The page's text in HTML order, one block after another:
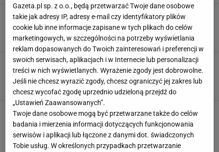
Quiz kulinarny. Zupa ogórkowa? A może
krupnik? Rozpoznasz wszystkie?
JEDZENIE POLSKA KUCHNIA POTRAWY QUIZ WIEDZY
Masz dziś ochotę na ryż inaczej? Zrób
aromatyczny pilaw w domowej wersji
DANIA OBIADOWE GOTOWANIE KURCZAK PILAW
To mój popisowy letni obiad i patent na
przemycenie warzyw. Jest rozchwytywany przez
dzieci
DANIA OBIADOWE KALAFIOR OBIAD
Gazeta.pl sp. z o.o., będą przetwarzać Twoje dane osobowe
takie jak adresy IP, adresy e-mail czy identyfikatory plików
cookie lub inne informacje zapisane w tych plikach do celów
marketingowych, w szczególności na potrzeby wyświetlania
reklam dopasowanych do Twoich zainteresowań i preferencji w
swoich serwisach, aplikacjach i w Internecie lub personalizacji
treści w nich wyświetlanych. Wyrażenie zgody jest dobrowolne.
Jeśli nie chcesz wyrazić zgody, chcesz ograniczyć jej zakres lub
chcesz wycofać zgodę uprzednio udzieloną przejdź do
„Ustawień Zaawansowanych”.
Twoje dane osobowe mogą być przetwarzane także do celów
badania i mierzenia informacji dotyczących funkcjonowania
serwisów i aplikacji lub łączone z danymi dot. świadczonych
Tobie usług. W określonych przypadkach przetwarzanie